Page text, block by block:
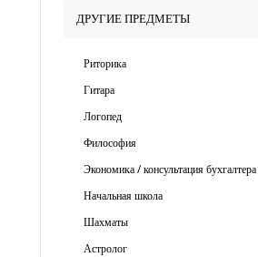
ДРУГИЕ ПРЕДМЕТЫ
Риторика
Гитара
Логопед
Философия
Экономика / консультация бухгалтера
Начальная школа
Шахматы
Астролог